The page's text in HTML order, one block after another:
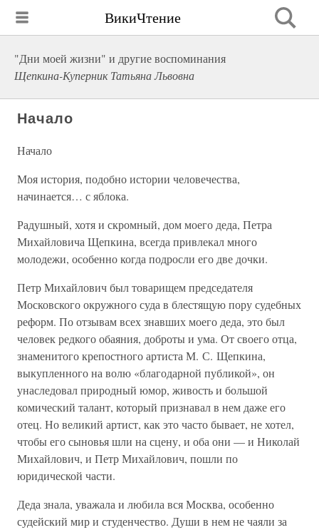
ВикиЧтение
"Дни моей жизни" и другие воспоминания
Щепкина-Куперник Татьяна Львовна
Начало
Начало
Моя история, подобно истории человечества,
начинается… с яблока.
Радушный, хотя и скромный, дом моего деда, Петра
Михайловича Щепкина, всегда привлекал много
молодежи, особенно когда подросли его две дочки.
Петр Михайлович был товарищем председателя
Московского окружного суда в блестящую пору судебных
реформ. По отзывам всех знавших моего деда, это был
человек редкого обаяния, доброты и ума. От своего отца,
знаменитого крепостного артиста М. С. Щепкина,
выкупленного на волю «благодарной публикой», он
унаследовал природный юмор, живость и большой
комический талант, который признавал в нем даже его
отец. Но великий артист, как это часто бывает, не хотел,
чтобы его сыновья шли на сцену, и оба они — и Николай
Михайлович, и Петр Михайлович, пошли по
юридической части.
Деда знала, уважала и любила вся Москва, особенно
судейский мир и студенчество. Души в нем не чаяли за